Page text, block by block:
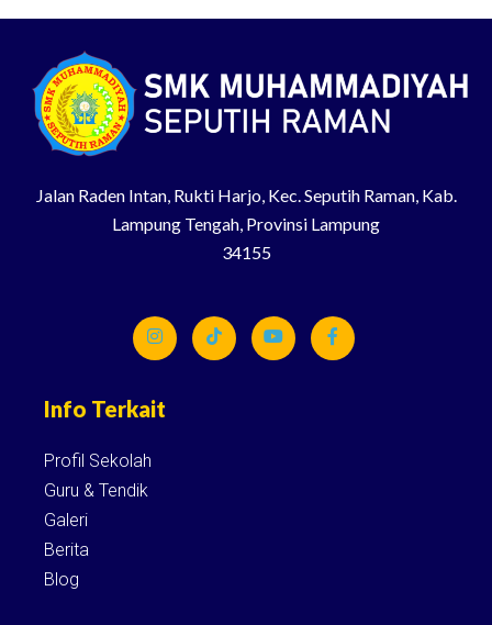
Jalan Raden Intan, Rukti Harjo, Kec. Seputih Raman, Kab.
Lampung Tengah, Provinsi Lampung
34155
Info Terkait
Profil Sekolah
Guru & Tendik
Galeri
Berita
Blog